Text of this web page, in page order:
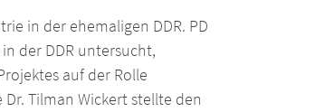
in der ehemaligen DDR. PD
der DDR untersucht,
auf der Rolle
Tilman Wickert stellte den